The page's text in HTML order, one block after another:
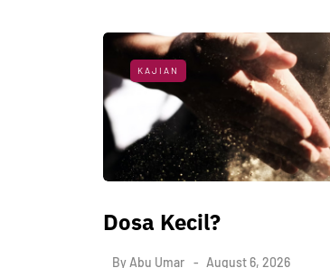
KAJIAN
Dosa Kecil?
By Abu Umar August 6, 2026